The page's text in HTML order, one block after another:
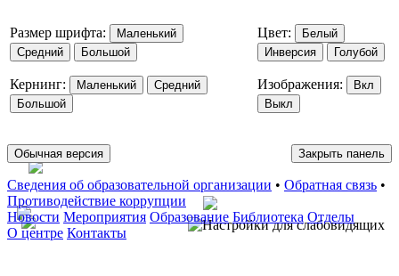
Размер шрифта:
Маленький
Средний
Большой
Кернинг: Маленький
Средний
Большой
Цвет:
Белый
Инверсия
Голубой
Изображения:
Вкл
Выкл
Обычная версия Закрыть панель
Сведения об образовательной организации • Обратная связь •
Противодействие коррупции
Новости Мероприятия Образование Библиотека Отделы
О центре Контакты